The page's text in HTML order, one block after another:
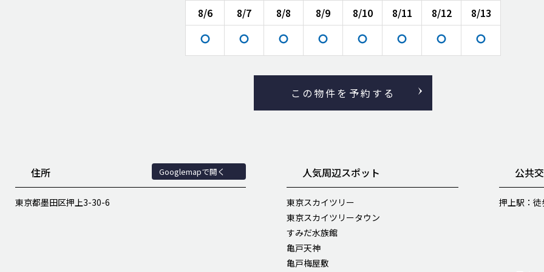
8/6 8/7 8/8 8/9 8/10 8/11 8/12 8/13
この物件を予約する
住所 Googlemapで開く
東京都墨田区押上3-30-6
人気周辺スポット
東京スカイツリー
東京スカイツリータウン
すみだ水族館
亀戸天神
亀戸梅屋敷
公共
押上駅：